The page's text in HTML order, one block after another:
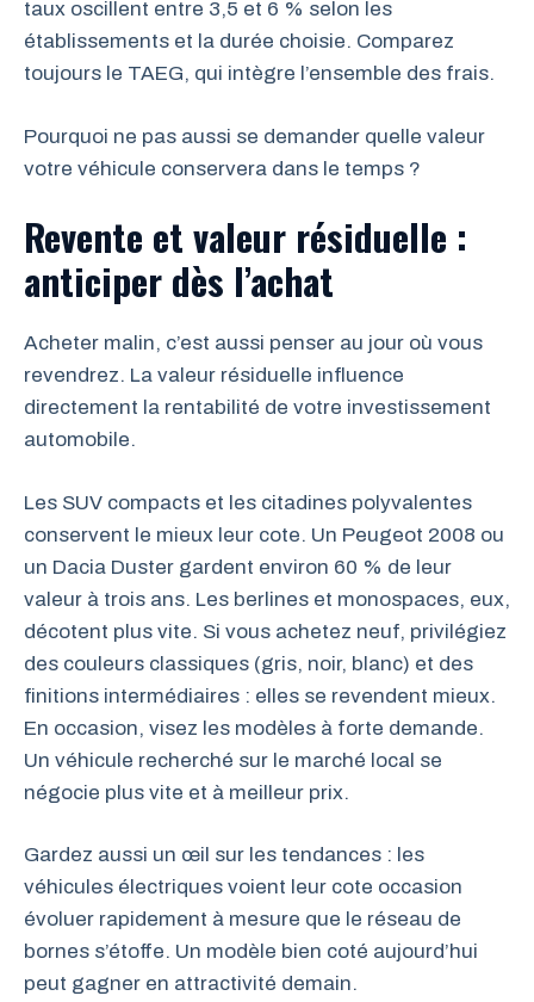
taux oscillent entre 3,5 et 6 % selon les
établissements et la durée choisie. Comparez
toujours le TAEG, qui intègre l’ensemble des frais.
Pourquoi ne pas aussi se demander quelle valeur
votre véhicule conservera dans le temps ?
Revente et valeur résiduelle :
anticiper dès l’achat
Acheter malin, c’est aussi penser au jour où vous
revendrez. La valeur résiduelle influence
directement la rentabilité de votre investissement
automobile.
Les SUV compacts et les citadines polyvalentes
conservent le mieux leur cote. Un Peugeot 2008 ou
un Dacia Duster gardent environ 60 % de leur
valeur à trois ans. Les berlines et monospaces, eux,
décotent plus vite. Si vous achetez neuf, privilégiez
des couleurs classiques (gris, noir, blanc) et des
finitions intermédiaires : elles se revendent mieux.
En occasion, visez les modèles à forte demande.
Un véhicule recherché sur le marché local se
négocie plus vite et à meilleur prix.
Gardez aussi un œil sur les tendances : les
véhicules électriques voient leur cote occasion
évoluer rapidement à mesure que le réseau de
bornes s’étoffe. Un modèle bien coté aujourd’hui
peut gagner en attractivité demain.